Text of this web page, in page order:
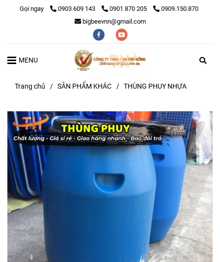
Gọi ngay 0903 609 143 0901 870 205
0909.150.870
bigbeevnn@gmail.com
MENU
Trang chủ / SẢN PHẨM KHÁC / THÙNG PHUY NHỰA